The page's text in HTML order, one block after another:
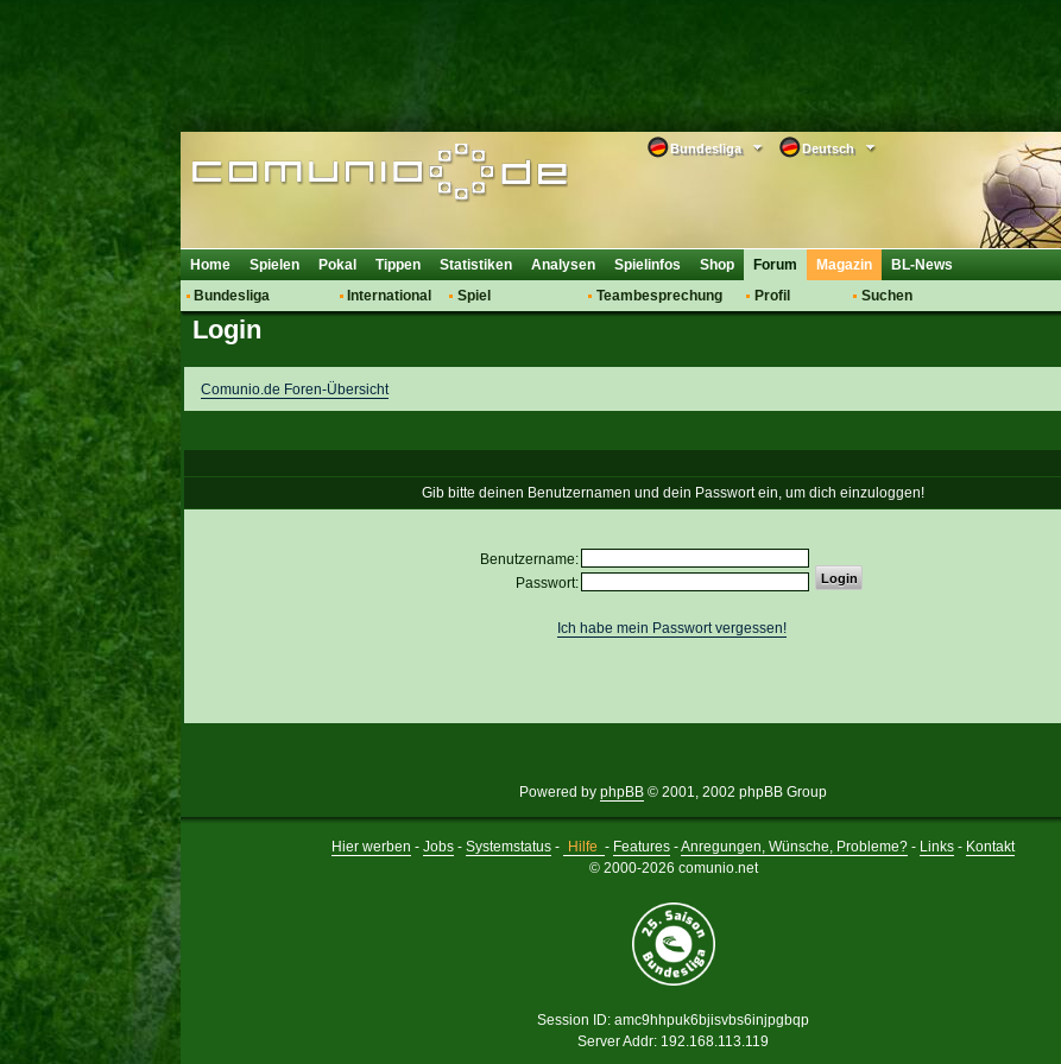
Deutsch
Bundesliga
Home Spielen Pokal Tippen Statistiken Analysen Spielinfos Shop
Forum
Bundesliga
Hot News
Spielanalyse
Vereinsdiskussion
International
Spiel
Teambesprechung
Saisonübergang
Profil
Suchen
Magazin BL-News
Login
Comunio.de Foren-Übersicht
Gib bitte deinen Benutzernamen und dein Passwort ein, um dich einzuloggen!
Benutzername:
Passwort:
Ich habe mein Passwort vergessen!
Powered by phpBB © 2001, 2002 phpBB Group
Hier werben - Jobs- Systemstatus- Hilfe - Features -Anregungen, Wünsche, Probleme? - Links - Kontakt
© 2000-2026 comunio.net
Session ID: amc9hhpuk6bjisvbs6injpgbqp
Server Addr: 192.168.113.119